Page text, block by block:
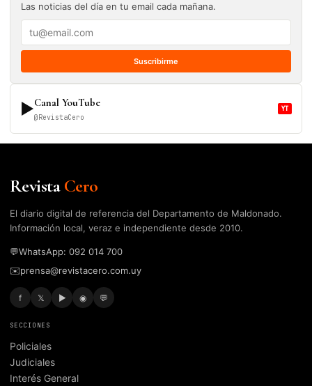
Las noticias del día en tu email cada mañana.
Suscribirme
▶Canal YouTube
@RevistaCero
YT
RevistaCero
El diario digital de referencia del Departamento de Maldonado.
Información local, veraz e independiente desde 2010.
💬WhatsApp: 092 014 700
✉️prensa@revistacero.com.uy
f 𝕏 ▶ ◉ 💬
SECCIONES
Policiales
Judiciales
Interés General